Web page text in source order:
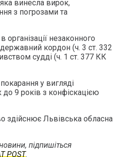
винесла вирок,
з погрозами та
незаконного
кордон (ч. 3 ст. 332
судді (ч. 1 ст. 377 КК
у вигляді
до 9 років з конфіскацією
здійснює Львівська обласна
підпишіться
POST.